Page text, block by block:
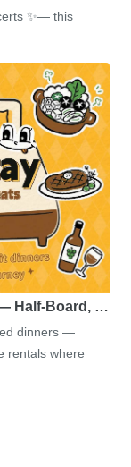
✨— this
Half-Board, …
dinners —
rentals where